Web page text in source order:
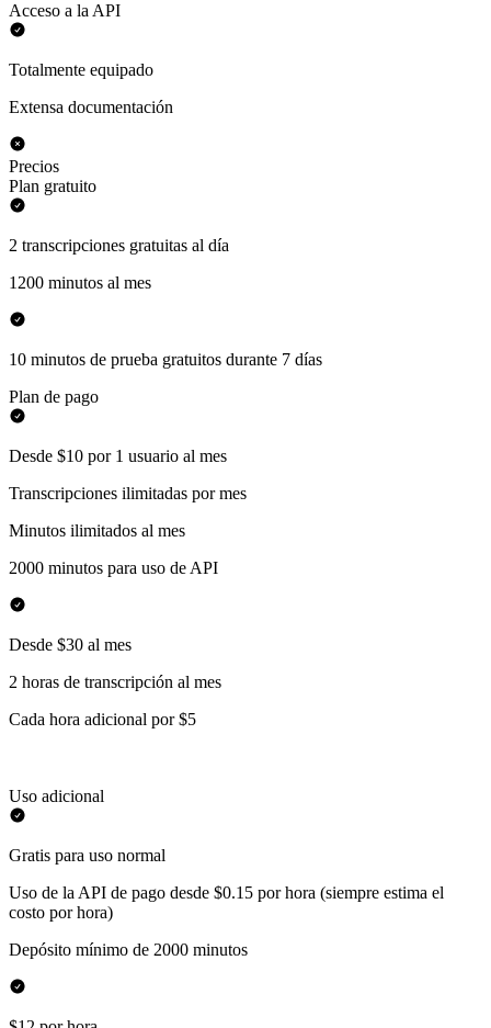
Acceso a la API
Totalmente equipado
Extensa documentación
Precios
Plan gratuito
2 transcripciones gratuitas al día
1200 minutos al mes
10 minutos de prueba gratuitos durante 7 días
Plan de pago
Desde $10 por 1 usuario al mes
Transcripciones ilimitadas por mes
Minutos ilimitados al mes
2000 minutos para uso de API
Desde $30 al mes
2 horas de transcripción al mes
Cada hora adicional por $5
Uso adicional
Gratis para uso normal
Uso de la API de pago desde $0.15 por hora (siempre estima el
costo por hora)
Depósito mínimo de 2000 minutos